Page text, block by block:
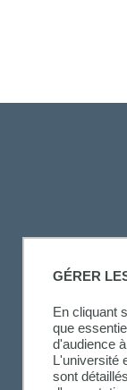
GÉRER
En cliquant
que
d'audience
L'université
sont